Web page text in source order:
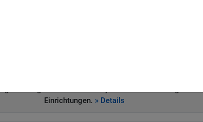
Einrichtungen. » Details